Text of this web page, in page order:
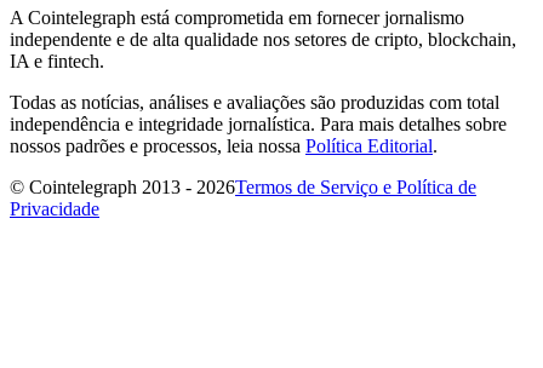
A Cointelegraph está comprometida em fornecer jornalismo
independente e de alta qualidade nos setores de cripto, blockchain,
IA e fintech.
Todas as notícias, análises e avaliações são produzidas com total
independência e integridade jornalística. Para mais detalhes sobre
nossos padrões e processos, leia nossa Política Editorial.
© Cointelegraph 2013 - 2026Termos de Serviço e Política de
Privacidade